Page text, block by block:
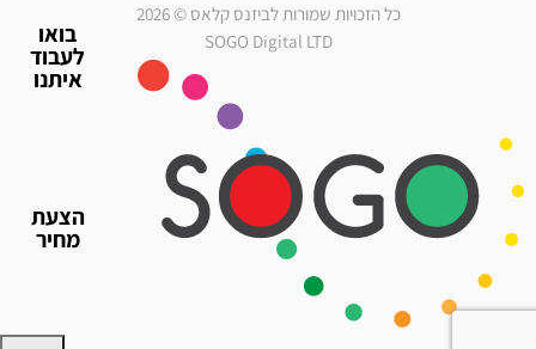
הצעת
מחיר
בואו
לעבוד
איתנו
מלצרים לאירועים
עוזרי הפקה
גיוס עובדים זמניים
כח אדם לאירועים
דיילות לאירועים
כל הזכויות שמורות לביזנס קלאס © 2026
SOGO Digital LTD